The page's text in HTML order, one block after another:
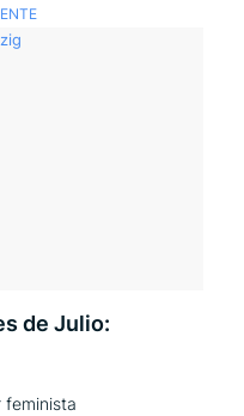
de Julio:
feminista